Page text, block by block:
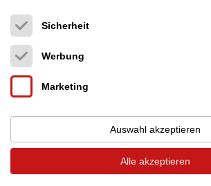
Siltech SPO 18 M Netzkabel mit Oy...
Netzkabel
1.799 €
Sicherheit
Werbung
Marketing
Auswahl akzeptieren
Alle akzeptieren